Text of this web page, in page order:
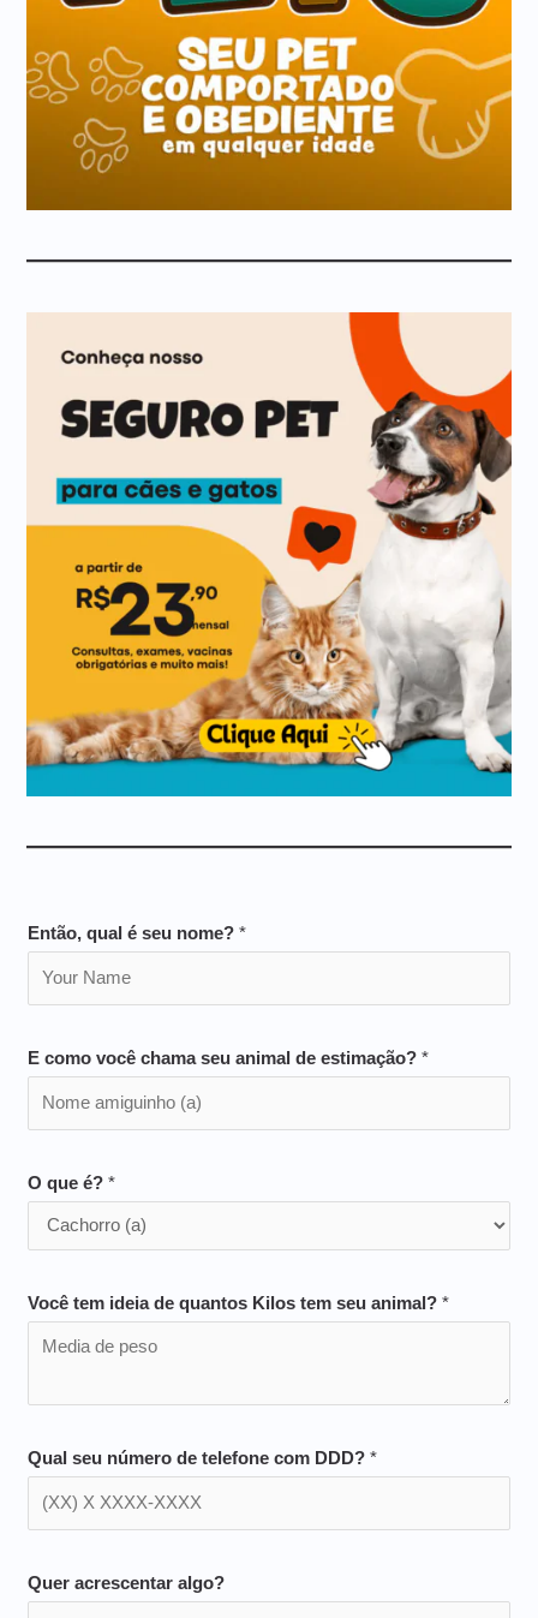
Então, qual é seu nome?*
E como você chama seu animal de estimação?*
O que é?*
Você tem ideia de quantos Kilos tem seu animal?*
Qual seu número de telefone com DDD?*
Quer acrescentar algo?